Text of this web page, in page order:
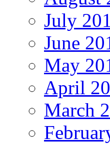
July
June
May
April
March